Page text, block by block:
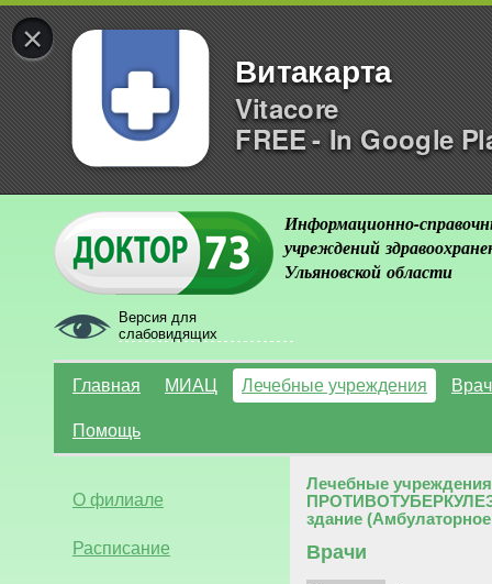
×
Витакарта
Vitacore
FREE - In Google
Версия для
слабовидящих
Информационно-
учреждений
Ульяновской области
Главная МИАЦ Лечебные учреждения
Помощь
О филиале
Расписание
Лечебные учреждения
здание
Врачи